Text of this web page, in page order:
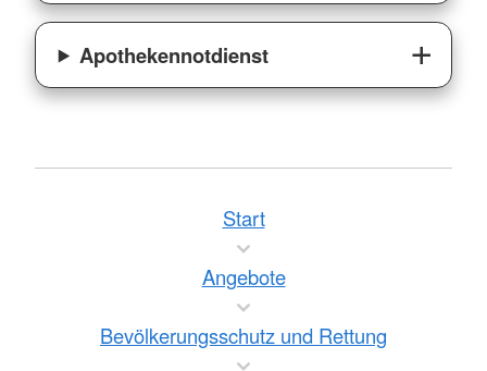
Apothekennotdienst
Start
Angebote
Bevölkerungsschutz und Rettung